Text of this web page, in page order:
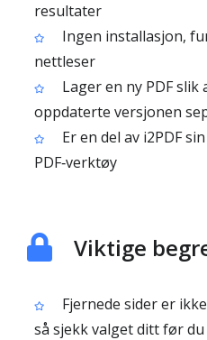
resultater
Ingen installasjon,
nettleser
Lager en ny PDF
oppdaterte versjonen
Er en del av i2PDF
PDF‑verktøy
Viktige
Fjernede sider er
så sjekk valget ditt før